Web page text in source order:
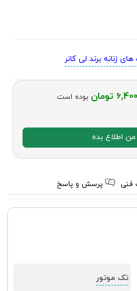
زنانه برند لی کانر
تومان بوده است
اطلاع بده
فنی پرسش و پاسخ
تک موتور